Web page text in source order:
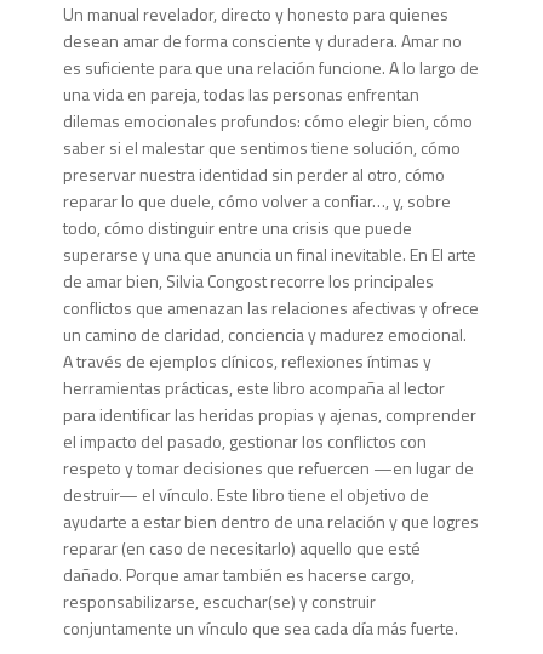
Un manual revelador, directo y honesto para quienes
desean amar de forma consciente y duradera. Amar no
es suficiente para que una relación funcione. A lo largo de
una vida en pareja, todas las personas enfrentan
dilemas emocionales profundos: cómo elegir bien, cómo
saber si el malestar que sentimos tiene solución, cómo
preservar nuestra identidad sin perder al otro, cómo
reparar lo que duele, cómo volver a confiar…, y, sobre
todo, cómo distinguir entre una crisis que puede
superarse y una que anuncia un final inevitable. En El arte
de amar bien, Silvia Congost recorre los principales
conflictos que amenazan las relaciones afectivas y ofrece
un camino de claridad, conciencia y madurez emocional.
A través de ejemplos clínicos, reflexiones íntimas y
herramientas prácticas, este libro acompaña al lector
para identificar las heridas propias y ajenas, comprender
el impacto del pasado, gestionar los conflictos con
respeto y tomar decisiones que refuercen —en lugar de
destruir— el vínculo. Este libro tiene el objetivo de
ayudarte a estar bien dentro de una relación y que logres
reparar (en caso de necesitarlo) aquello que esté
dañado. Porque amar también es hacerse cargo,
responsabilizarse, escuchar(se) y construir
conjuntamente un vínculo que sea cada día más fuerte.